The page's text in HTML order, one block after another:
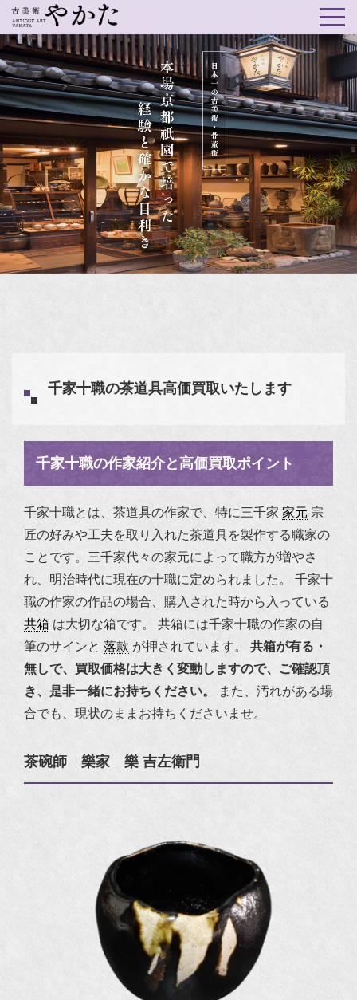
千家十職の茶道具高価買取いたします
千家十職の作家紹介と高価買取ポイント
千家十職とは、茶道具の作家で、特に三千家 家元 宗
匠の好みや工夫を取り入れた茶道具を製作する職家の
ことです。 三千家代々の家元によって職方が増やさ
れ、明治時代に現在の十職に定められました。 千家十
職の作家の作品の場合、購入された時から入っている
共箱 は大切な箱です。
共箱には千家十職の作家の自
筆のサインと 落款 が押されています。
共箱が有る・
無しで、買取価格は大きく変動しますので、ご確認頂
き、是非一緒にお持ちください。
また、汚れがある場
合でも、現状のままお持ちくださいませ。
茶碗師 樂家 樂 吉左衛門